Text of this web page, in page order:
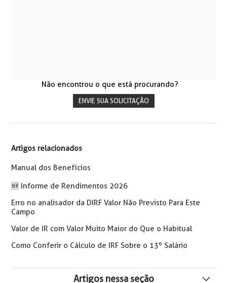
Não encontrou o que está procurando?
ENVIE SUA SOLICITAÇÃO
Artigos relacionados
Manual dos Benefícios
🆕 Informe de Rendimentos 2026
Erro no analisador da DIRF Valor Não Previsto Para Este
Campo
Valor de IR com Valor Muito Maior do Que o Habitual
Como Conferir o Cálculo de IRF Sobre o 13º Salário
Artigos nessa seção